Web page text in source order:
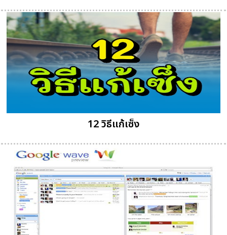
12 วิธีแก้เซ็ง